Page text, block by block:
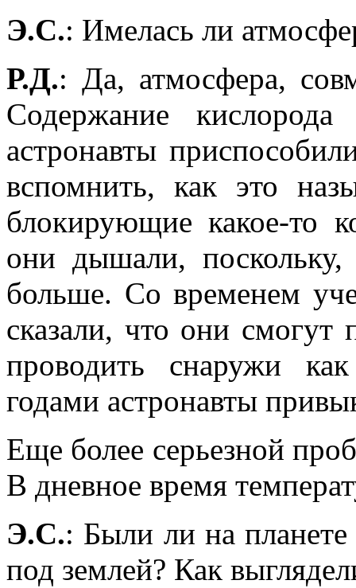
Э.С.: Имелась ли
Р.Д.: Да, атмосфера,
Содержание
астронавты
вспомнить, как это
блокирующие какое-то
они дышали,
больше. Со временем
сказали, что они
проводить снаружи
годами астронавты
Еще более серьезной
В дневное время
Э.С.: Были ли на планете
под землей? Как